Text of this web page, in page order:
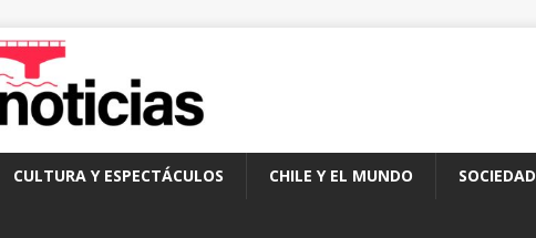
CULTURA Y ESPECTÁCULOS CHILE Y EL MUNDO SOCIEDAD